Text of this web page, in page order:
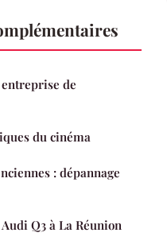
de
du cinéma
: dépannage
Q3 à La Réunion